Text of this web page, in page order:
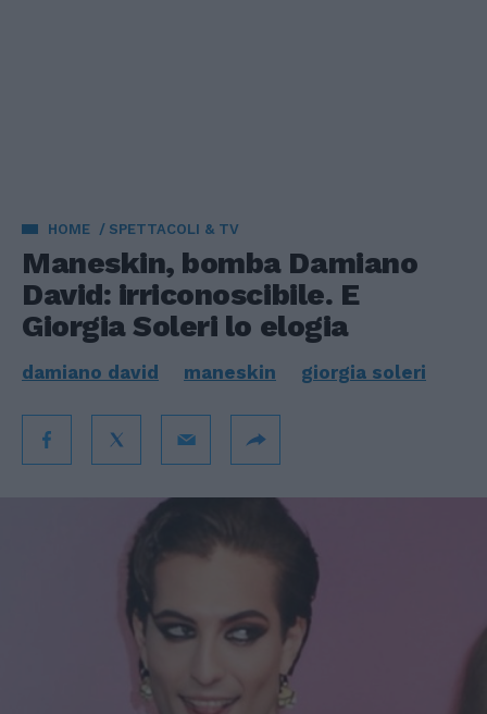
HOME SPETTACOLI & TV
Maneskin, bomba Damiano
David: irriconoscibile. E
Giorgia Soleri lo elogia
damiano david maneskin giorgia soleri